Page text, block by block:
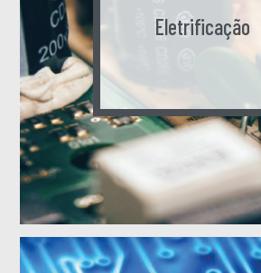
Eletrificação